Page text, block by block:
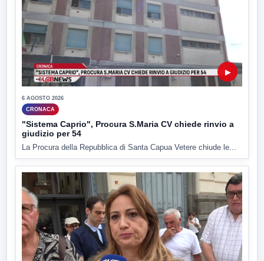
▶
6 AGOSTO 2026
CRONACA
"Sistema Caprio", Procura S.Maria CV chiede rinvio a
giudizio per 54
La Procura della Repubblica di Santa Capua Vetere chiude le...